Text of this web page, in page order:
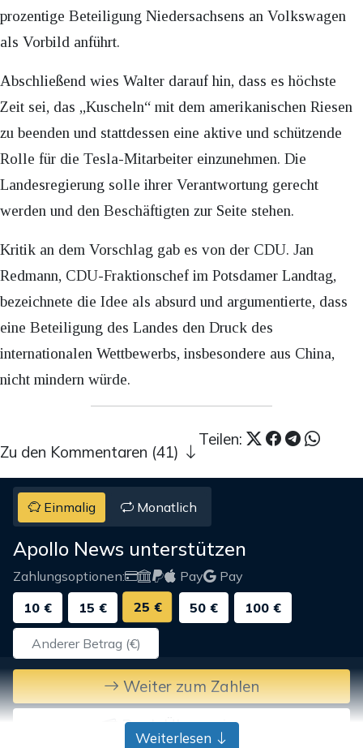
prozentige Beteiligung Niedersachsens an Volkswagen
als Vorbild anführt.
Abschließend wies Walter darauf hin, dass es höchste
Zeit sei, das „Kuscheln“ mit dem amerikanischen Riesen
zu beenden und stattdessen eine aktive und schützende
Rolle für die Tesla-Mitarbeiter einzunehmen. Die
Landesregierung solle ihrer Verantwortung gerecht
werden und den Beschäftigten zur Seite stehen.
Kritik an dem Vorschlag gab es von der CDU. Jan
Redmann, CDU-Fraktionschef im Potsdamer Landtag,
bezeichnete die Idee als absurd und argumentierte, dass
eine Beteiligung des Landes den Druck des
internationalen Wettbewerbs, insbesondere aus China,
nicht mindern würde.
Teilen:
Zu den Kommentaren (41)
Einmalig Monatlich
Apollo News unterstützen
Zahlungsoptionen: Pay
Pay
10 €
15 € 25 € 50 € 100 €
Weiter zum Zahlen
Bank-Überweisung
Weiterlesen